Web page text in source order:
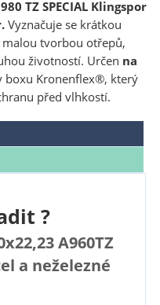
TZ SPECIAL Klingspor
Vyznačuje se krátkou
tvorbou otřepů,
životností. Určen na
boxu Kronenflex®, který
před vlhkostí.
?
A960TZ
a neželezné